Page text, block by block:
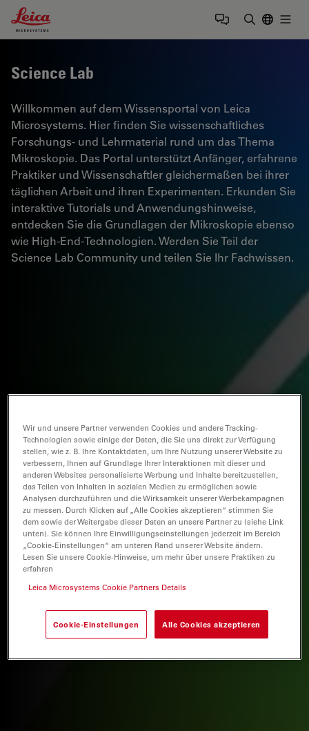
Leica Microsystems Logo
Science Lab
Willkommen auf dem Wissensportal von Leica
Microsystems. Hier finden Sie wissenschaftliches
Forschungs- und Lehrmaterial rund um das Thema
Mikroskopie. Das Portal unterstützt Anfänger, erfahrene
Praktiker und Wissenschaftler gleichermaßen bei ihrer
täglichen Arbeit und ihren Experimenten. Erkunden Sie
interaktive Tutorials und Anwendungshinweise,
entdecken Sie die Grundlagen der Mikroskopie ebenso
wie High-End-Technologien. Werden Sie Teil der
Science Lab Community und teilen Sie Ihr Fachwissen.
Wir und unsere Partner verwenden Cookies und andere Tracking-
Technologien sowie einige der Daten, die Sie uns direkt zur Verfügung
stellen, wie z. B. Ihre Kontaktdaten, um Ihre Nutzung unserer Website zu
verbessern, Ihnen auf Grundlage Ihrer Interaktionen mit dieser und
anderen Websites personalisierte Werbung und Inhalte bereitzustellen,
das Teilen von Inhalten in sozialen Medien zu ermöglichen sowie
Analysen durchzuführen und die Wirksamkeit unserer Werbekampagnen
zu messen. Durch Klicken auf „Alle Cookies akzeptieren“ stimmen Sie
dem sowie der Weitergabe dieser Daten an unsere Partner zu (siehe Link
unten). Sie können Ihre Einwilligungseinstellungen jederzeit im Bereich
„Cookie-Einstellungen“ am unteren Rand unserer Website ändern.
Lesen Sie unsere Cookie-Hinweise, um mehr über unsere Praktiken zu
erfahren
Leica Microsystems Cookie Partners Details
Cookie-Einstellungen Alle Cookies akzeptieren